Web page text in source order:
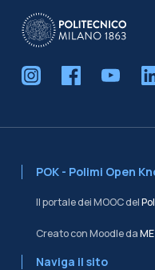
POK - Polimi Open
Il portale dei MOOC del
Creato con Moodle da
Naviga il sito